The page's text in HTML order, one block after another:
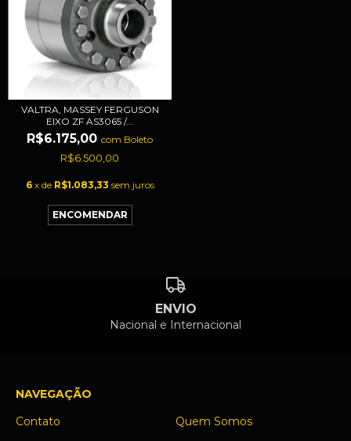
VALTRA, MASSEY FERGUSON
EIXO ZF AS3065 /...
R$6.175,00 com Boleto
R$6.500,00
6 x de R$1.083,33 sem juros
ENVIO
Nacional e Internacional
NAVEGAÇÃO
Contato
Quem Somos